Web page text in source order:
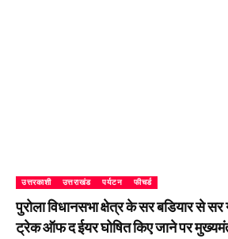
उत्तरकाशी उत्तराखंड पर्यटन फीचर्ड
पुरोला विधानसभा क्षेत्र के सर बडियार से
ट्रेक ऑफ द ईयर घोषित किए जाने पर